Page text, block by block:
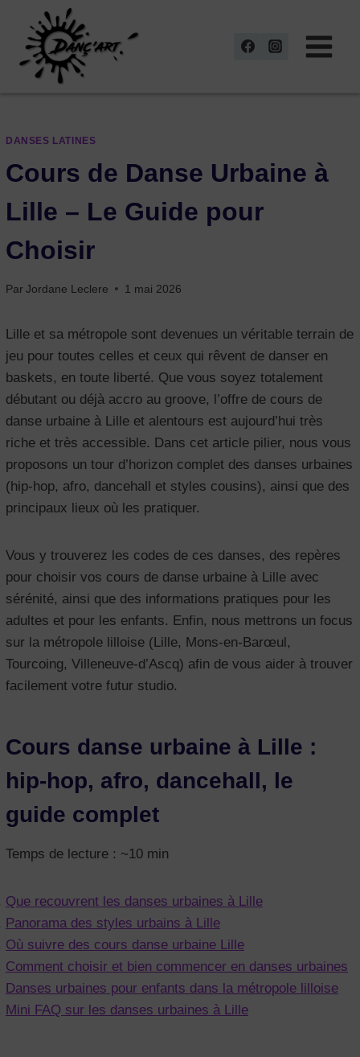
contenu
DANSES LATINES
Cours de Danse Urbaine à
Lille – Le Guide pour
Choisir
Par Jordane Leclere 1 mai 2026
Lille et sa métropole sont devenues un véritable terrain de
jeu pour toutes celles et ceux qui rêvent de danser en
baskets, en toute liberté. Que vous soyez totalement
débutant ou déjà accro au groove, l’offre de cours de
danse urbaine à Lille et alentours est aujourd’hui très
riche et très accessible. Dans cet article pilier, nous vous
proposons un tour d’horizon complet des danses urbaines
(hip-hop, afro, dancehall et styles cousins), ainsi que des
principaux lieux où les pratiquer.
Vous y trouverez les codes de ces danses, des repères
pour choisir vos cours de danse urbaine à Lille avec
sérénité, ainsi que des informations pratiques pour les
adultes et pour les enfants. Enfin, nous mettrons un focus
sur la métropole lilloise (Lille, Mons-en-Barœul,
Tourcoing, Villeneuve-d’Ascq) afin de vous aider à trouver
facilement votre futur studio.
Cours danse urbaine à Lille :
hip-hop, afro, dancehall, le
guide complet
Temps de lecture : ~10 min
Que recouvrent les danses urbaines à Lille
Panorama des styles urbains à Lille
Où suivre des cours danse urbaine Lille
Comment choisir et bien commencer en danses urbaines
Danses urbaines pour enfants dans la métropole lilloise
Mini FAQ sur les danses urbaines à Lille